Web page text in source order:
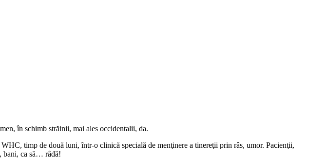
în schimb străinii, mai ales occidentalii, da.
timp de două luni, într-o clinică spe­cială de menţinere a tinereţii prin râs, umor. Pacienţii,
bani, ca să… râdă!